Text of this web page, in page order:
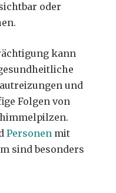
oder
kann
und
Folgen von
Personen mit
sind besonders